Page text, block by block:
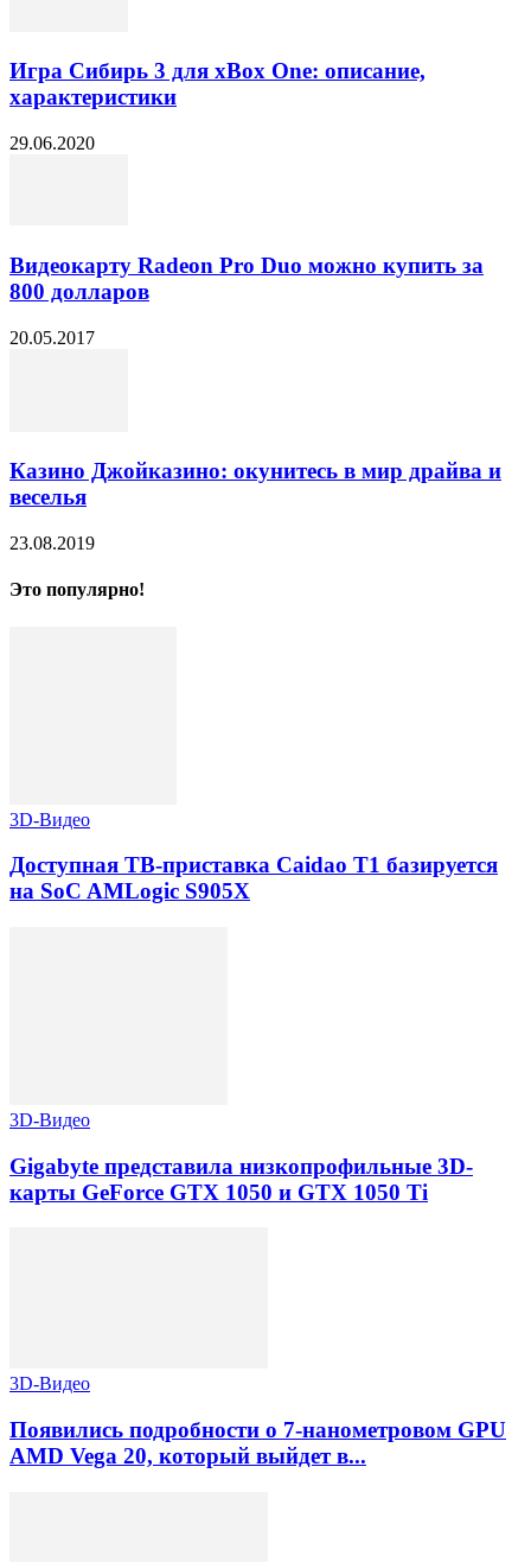
Игра Сибирь 3 для xBox One: описание,
характеристики
29.06.2020
Видеокарту Radeon Pro Duo можно купить за
800 долларов
20.05.2017
Казино Джойказино: окунитесь в мир драйва и
веселья
23.08.2019
Это популярно!
3D-Видео
Доступная ТВ-приставка Caidao T1 базируется
на SoC AMLogic S905X
3D-Видео
Gigabyte представила низкопрофильные 3D-
карты GeForce GTX 1050 и GTX 1050 Ti
3D-Видео
Появились подробности о 7-нанометровом GPU
AMD Vega 20, который выйдет в...